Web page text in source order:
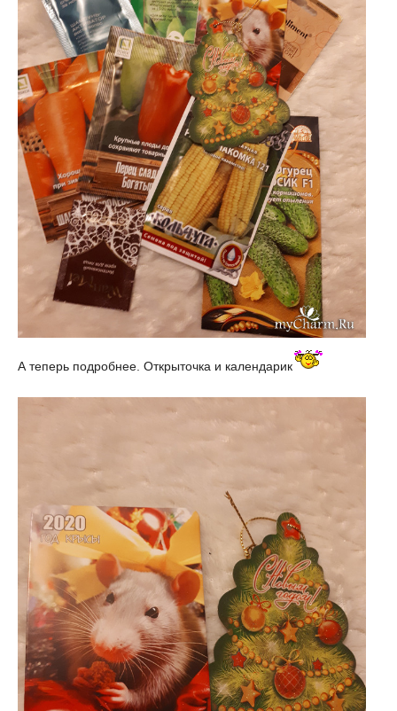
А теперь подробнее. Открыточка и календарик